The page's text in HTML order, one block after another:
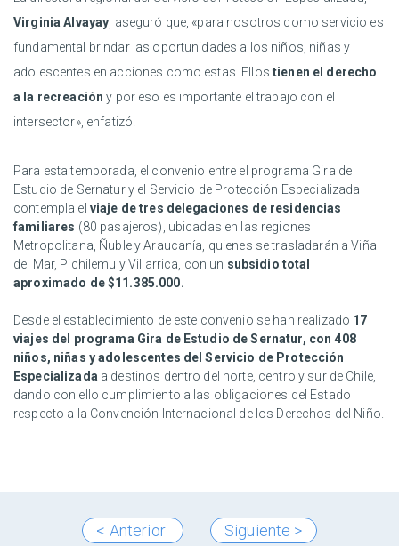
Virginia Alvayay , aseguró que, «para nosotros como servicio es
fundamental brindar las oportunidades a los niños, niñas y
adolescentes en acciones como estas. Ellostienen el derecho
a la recreación y por eso es importante el trabajo con el
intersector», enfatizó.
Para esta temporada, el convenio entre el programa Gira de
Estudio de Sernatur y el Servicio de Protección Especializada
contempla el viaje de tres delegaciones de residencias
familiares (80 pasajeros), ubicadas en las regiones
Metropolitana, Ñuble y Araucanía, quienes se trasladarán a Viña
del Mar, Pichilemu y Villarrica, con un subsidio total
aproximado de $11.385.000.
Desde el establecimiento de este convenio se han realizado 17
viajes del programa Gira de Estudio de Sernatur, con 408
niños, niñas y adolescentes del Servicio de Protección
Especializada a destinos dentro del norte, centro y sur de Chile,
dando con ello cumplimiento a las obligaciones del Estado
respecto a la Convención Internacional de los Derechos del Niño.
< Anterior Siguiente >